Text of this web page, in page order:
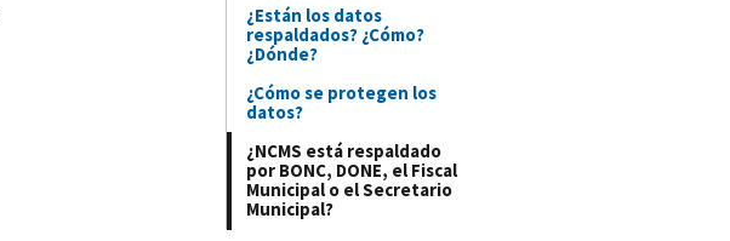
¿Están los datos
respaldados? ¿Cómo?
¿Dónde?
¿Cómo se protegen los
datos?
¿NCMS está respaldado
por BONC, DONE, el Fiscal
Municipal o el Secretario
Municipal?